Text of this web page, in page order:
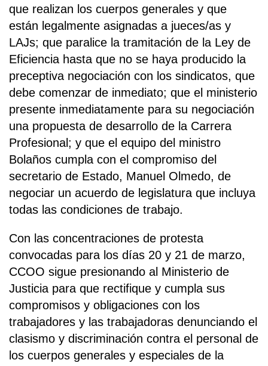
que realizan los cuerpos generales y que
están legalmente asignadas a jueces/as y
LAJs; que paralice la tramitación de la Ley de
Eficiencia hasta que no se haya producido la
preceptiva negociación con los sindicatos, que
debe comenzar de inmediato; que el ministerio
presente inmediatamente para su negociación
una propuesta de desarrollo de la Carrera
Profesional; y que el equipo del ministro
Bolaños cumpla con el compromiso del
secretario de Estado, Manuel Olmedo, de
negociar un acuerdo de legislatura que incluya
todas las condiciones de trabajo.
Con las concentraciones de protesta
convocadas para los días 20 y 21 de marzo,
CCOO sigue presionando al Ministerio de
Justicia para que rectifique y cumpla sus
compromisos y obligaciones con los
trabajadores y las trabajadoras denunciando el
clasismo y discriminación contra el personal de
los cuerpos generales y especiales de la